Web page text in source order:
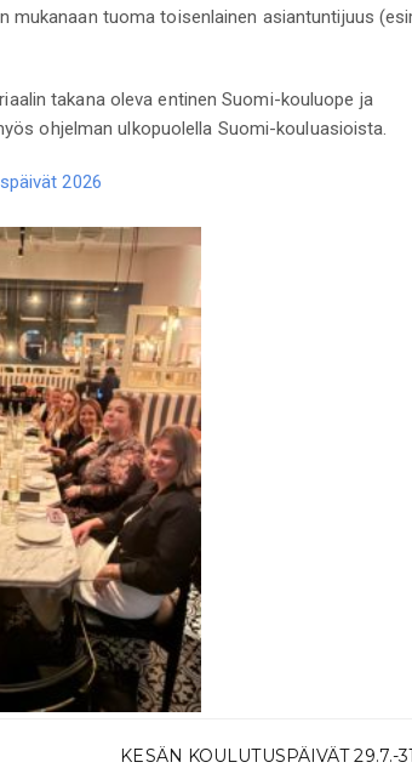
tuoma toisenlainen asiantuntijuus
takana oleva entinen Suomi-kouluope ja
ohjelman ulkopuolella Suomi-kouluasioista.
2026
KESÄN KOULUTUSPÄIVÄT 29.7.-